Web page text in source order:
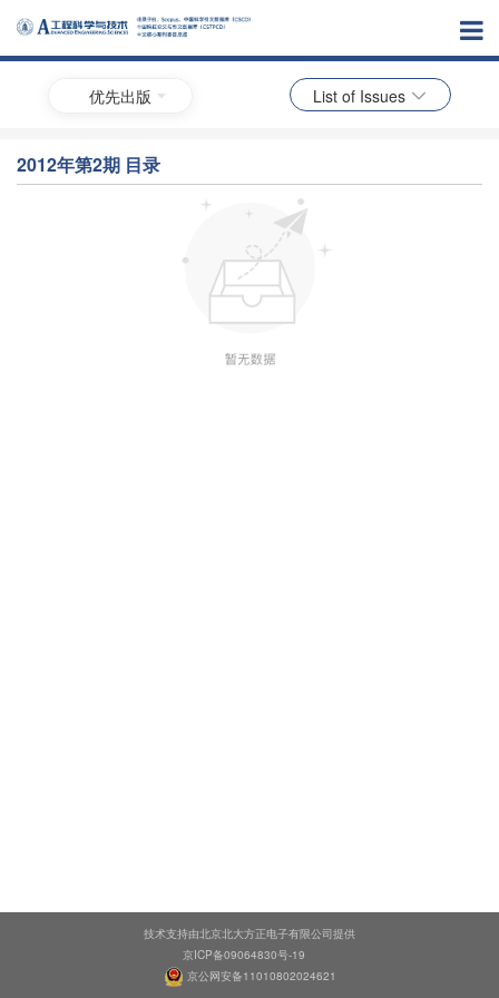
优先出版 List of Issues
2012年第2期 目录
技术支持由北京北大方正电子有限公司提供
京ICP备09064830号-19
京公网安备11010802024621